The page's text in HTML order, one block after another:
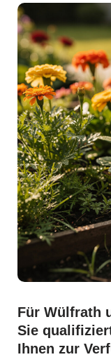
Für Wülfrath
Sie
Ihnen zur